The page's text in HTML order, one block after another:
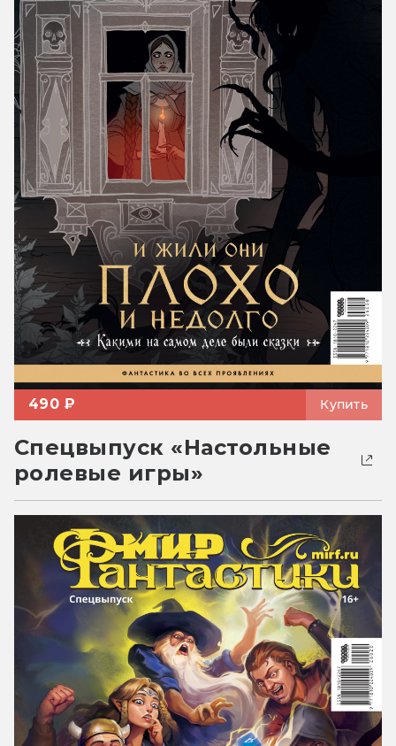
490 ₽ Купить
Спецвыпуск «Настольные
ролевые игры»